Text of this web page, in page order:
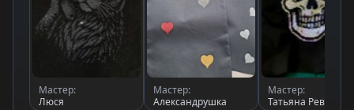
Мастер:
Люся
Мастер:
Александрушка
Мастер:
Татьяна Рева